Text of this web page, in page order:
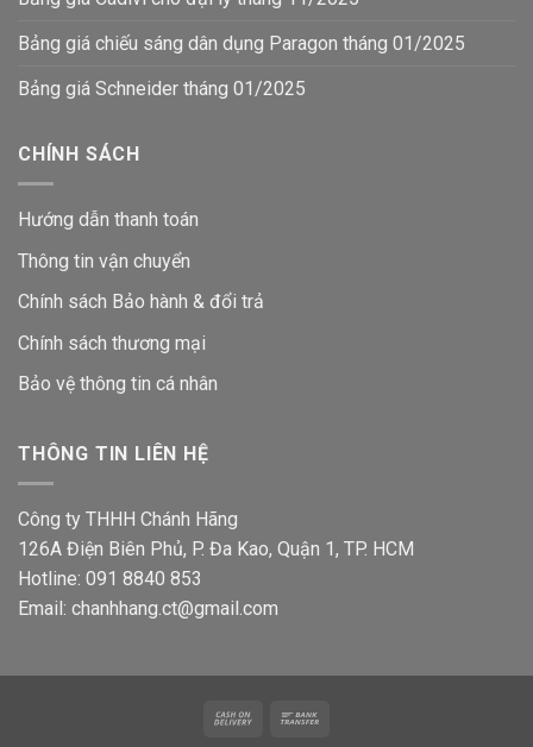
Bảng giá chiếu sáng dân dụng Paragon tháng 01/2025
Bảng giá Schneider tháng 01/2025
CHÍNH SÁCH
Hướng dẫn thanh toán
Thông tin vận chuyển
Chính sách Bảo hành & đổi trả
Chính sách thương mại
Bảo vệ thông tin cá nhân
THÔNG TIN LIÊN HỆ
Công ty THHH Chánh Hãng
126A Điện Biên Phủ, P. Đa Kao, Quận 1, TP. HCM
Hotline: 091 8840 853
Email: chanhhang.ct@gmail.com
Cash